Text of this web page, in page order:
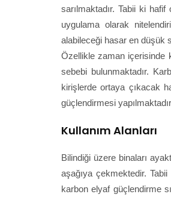
sarılmaktadır. Tabii ki
uygulama olarak
alabileceği hasar en düşük
Özellikle zaman içerisinde
sebebi bulunmaktadır.
kirişlerde ortaya çıkacak
güçlendirmesi
Kullanım Alanları
Bilindiği üzere binaları
aşağıya çekmektedir.
karbon elyaf güçlendirme